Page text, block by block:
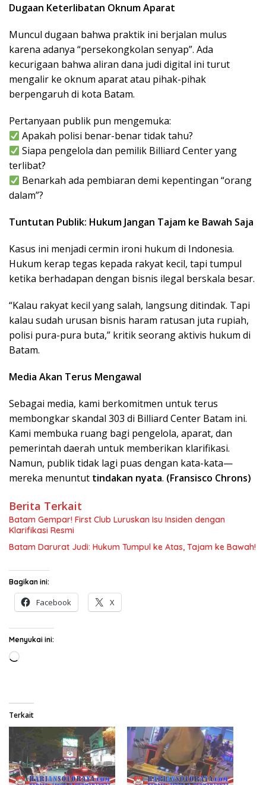
Dugaan Keterlibatan Oknum Aparat
Muncul dugaan bahwa praktik ini berjalan mulus
karena adanya “persekongkolan senyap”. Ada
kecurigaan bahwa aliran dana judi digital ini turut
mengalir ke oknum aparat atau pihak-pihak
berpengaruh di kota Batam.
Pertanyaan publik pun mengemuka:
Apakah polisi benar-benar tidak tahu?
Siapa pengelola dan pemilik Billiard Center yang
terlibat?
Benarkah ada pembiaran demi kepentingan “orang
dalam”?
Tuntutan Publik: Hukum Jangan Tajam ke Bawah Saja
Kasus ini menjadi cermin ironi hukum di Indonesia.
Hukum kerap tegas kepada rakyat kecil, tapi tumpul
ketika berhadapan dengan bisnis ilegal berskala besar.
“Kalau rakyat kecil yang salah, langsung ditindak. Tapi
kalau sudah urusan bisnis haram ratusan juta rupiah,
polisi pura-pura buta,” kritik seorang aktivis hukum di
Batam.
Media Akan Terus Mengawal
Sebagai media, kami berkomitmen untuk terus
membongkar skandal 303 di Billiard Center Batam ini.
Kami membuka ruang bagi pengelola, aparat, dan
pemerintah daerah untuk memberikan klarifikasi.
Namun, publik tidak lagi puas dengan kata-kata—
mereka menuntut tindakan nyata. (Fransisco Chrons)
Berita Terkait
Batam Gempar! First Club Luruskan Isu Insiden dengan
Klarifikasi Resmi
Batam Darurat Judi: Hukum Tumpul ke Atas, Tajam ke Bawah!
Bagikan ini:
Facebook X
Menyukai ini:
Memuat...
Terkait